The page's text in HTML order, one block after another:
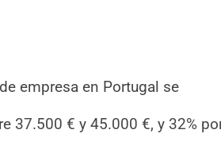
empresa en Portugal se
37.500 € y 45.000 €, y 32%